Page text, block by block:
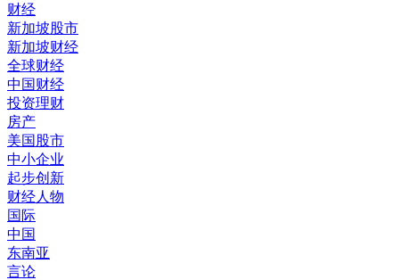
财经
新加坡股市
新加坡财经
全球财经
中国财经
投资理财
房产
美国股市
中小企业
起步创新
财经人物
国际
中国
东南亚
言论